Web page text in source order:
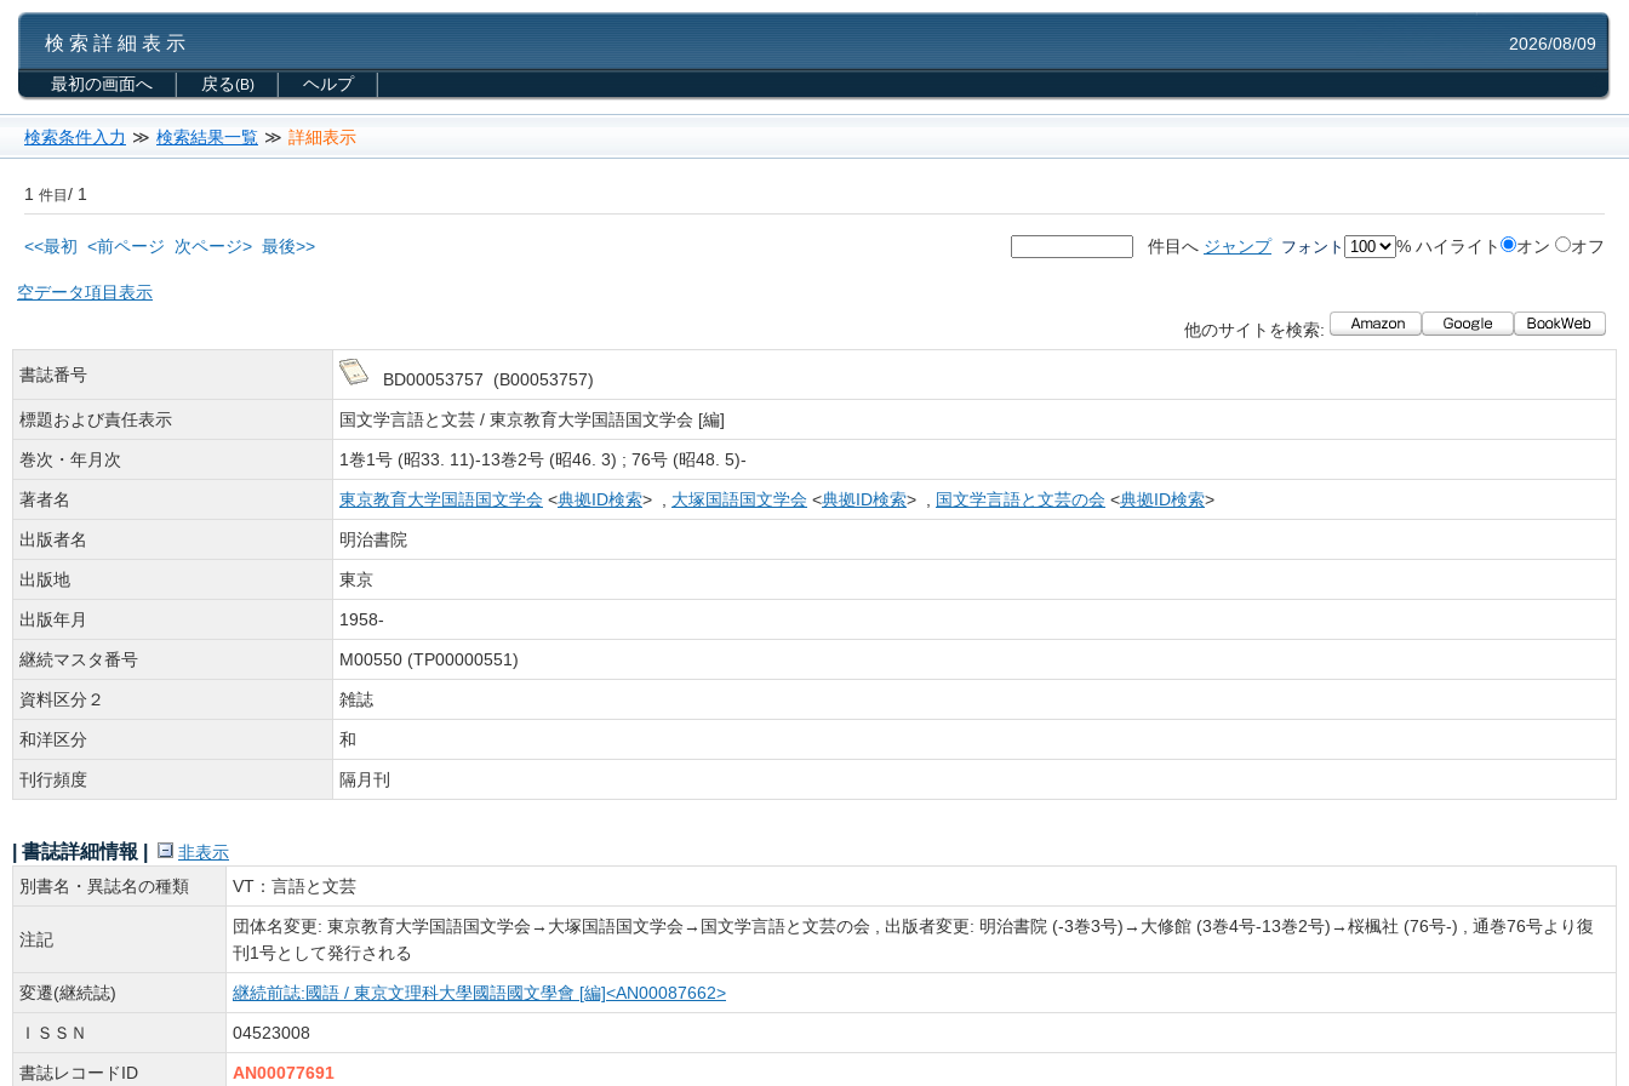
検 索 詳 細 表 示 2026/08/09
最初の画面へ 戻る(B) ヘルプ
検索条件入力 ≫ 検索結果一覧 ≫ 詳細表示
1 件目/ 1
<<最初 <前ページ 次ページ> 最後>> 件目へ ジャンプ フォント % ハイライト オン オフ
空データ項目表示
他のサイトを検索:
書誌番号 BD00053757 (B00053757)
標題および責任表示 国文学言語と文芸 / 東京教育大学国語国文学会 [編]
巻次・年月次 1巻1号 (昭33. 11)-13巻2号 (昭46. 3) ; 76号 (昭48. 5)-
著者名 東京教育大学国語国文学会 <典拠ID検索> , 大塚国語国文学会 <典拠ID検索> , 国文学言語と文芸の会 <典拠ID検索>
出版者名 明治書院
出版地 東京
出版年月 1958-
継続マスタ番号 M00550 (TP00000551)
資料区分２ 雑誌
和洋区分 和
刊行頻度 隔月刊
| 書誌詳細情報 |
非表示
別書名・異誌名の種類
VT：言語と文芸
注記
団体名変更: 東京教育大学国語国文学会→大塚国語国文学会→国文学言語と文芸の会 , 出版者変更: 明治書院 (-3巻3号)→大修館 (3巻4号-13巻2号)→桜楓社 (76号-) , 通巻76号より復
刊1号として発行される
変遷(継続誌) 継続前誌:國語 / 東京文理科大學國語國文學會 [編]<AN00087662>
ＩＳＳＮ 04523008
書誌レコードID AN00077691